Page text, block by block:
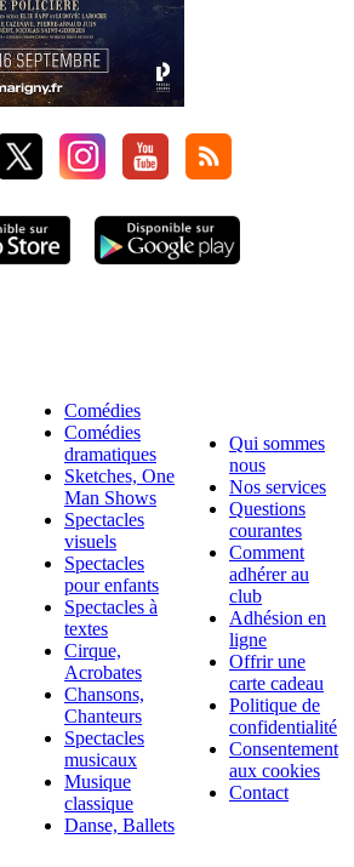
Comédies
Comédies
dramatiques
Sketches, One
Man Shows
Spectacles
visuels
Spectacles
pour enfants
Spectacles à
textes
Cirque,
Acrobates
Chansons,
Chanteurs
Spectacles
musicaux
Musique
classique
Danse, Ballets
Qui sommes
nous
Nos services
Questions
courantes
Comment
adhérer au
club
Adhésion en
ligne
Offrir une
carte cadeau
Politique de
confidentialité
Consentement
aux cookies
Contact